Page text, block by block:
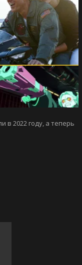
в 2022 году, а теперь